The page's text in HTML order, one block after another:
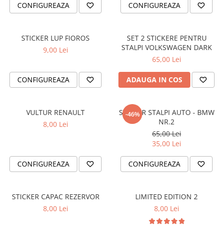
DRIFT
PARASOLARE
PAUL WALKER STICKER
PENTRU FETE
PRODUSE IN TRENDING
STICKERE CAPAC REZERVOR
STICKERE GEAM MIC
STICKERE PENTRU CAPOTA
STICKERE PENTRU LATERALE
CONFIGUREAZA CONFIGUREAZA
STICKER LUP FIOROS
9,00 Lei
CONFIGUREAZA
SET 2 STICKERE PENTRU
STALPI VOLKSWAGEN DARK
65,00 Lei
ADAUGA IN COS
VULTUR RENAULT
8,00 Lei
CONFIGUREAZA
-46%
STICKER STALPI AUTO - BMW
NR.2
65,00 Lei
35,00 Lei
CONFIGUREAZA
STICKER CAPAC REZERVOR
8,00 Lei
LIMITED EDITION 2
8,00 Lei